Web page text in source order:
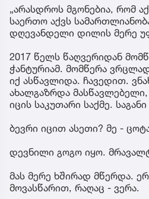
„არასდროს მგონებია, რომ
საერთო აქვს
დღევანდელი დილის მერე
2017 წელს წაღვერიდან
ჭანტურიამ. მომწერა
იქ ასწავლიდა. ჩავედით.
ახალგაზრდა
იცის საკუთარი საქმე.
ბევრი იცით ასეთი? მე -
დევნილი გოგო იყო.
მას მერე ხშირად მწერდა.
მოვასწარით, რაღაც - ვერა.